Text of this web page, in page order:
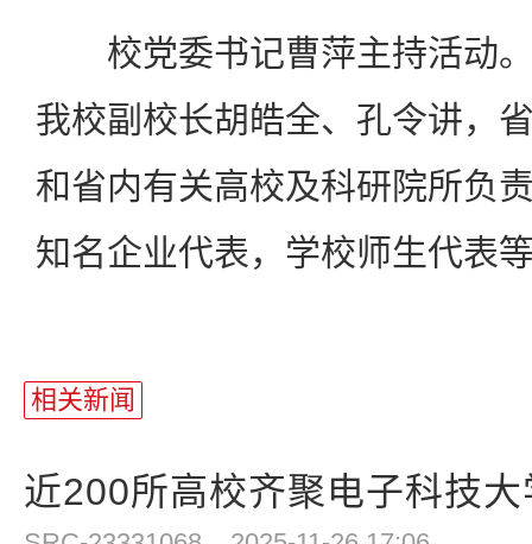
校党委书记曹萍主持活动。
我校副校长胡皓全、孔令讲，
和省内有关高校及科研院所负
知名企业代表，学校师生代表
相关新闻
近200所高校齐聚电子科技